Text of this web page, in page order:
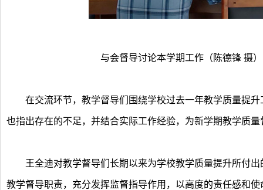
与会督导讨论本学期工作（陈德锋 摄）
在交流环节，教学督导们围绕学校过去一年教学质量提升
也指出存在的不足，并结合实际工作经验，为新学期教学质
王全迪对教学督导们长期以来为学校教学质量提升所付出
教学督导职责，充分发挥监督指导作用，以高度的责任感和